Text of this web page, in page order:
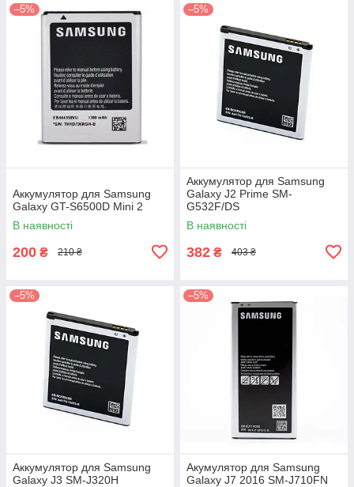
–5%
Аккумулятор для Samsung
Galaxy GT-S6500D Mini 2
В наявності
200 ₴ 210 ₴
–5%
Аккумулятор для Samsung
Galaxy J2 Prime SM-
G532F/DS
В наявності
382 ₴ 403 ₴
–5%
Аккумулятор для Samsung
Galaxy J3 SM-J320H
–5%
Акумулятор для Samsung
Galaxy J7 2016 SM-J710FN